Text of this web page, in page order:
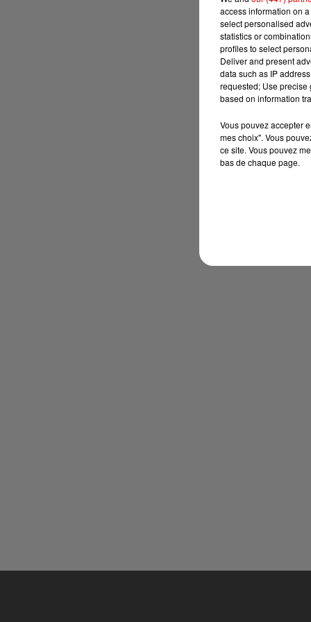
access information on
select personalised
statistics or
profiles to select
Deliver and present
data such as IP
requested; Use precise
based on information
Vous pouvez accepter
mes choix". Vous
ce site. Vous pouvez
bas de chaque page.